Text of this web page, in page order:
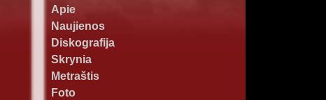
Apie
Naujienos
Diskografija
Skrynia
Metraštis
Foto